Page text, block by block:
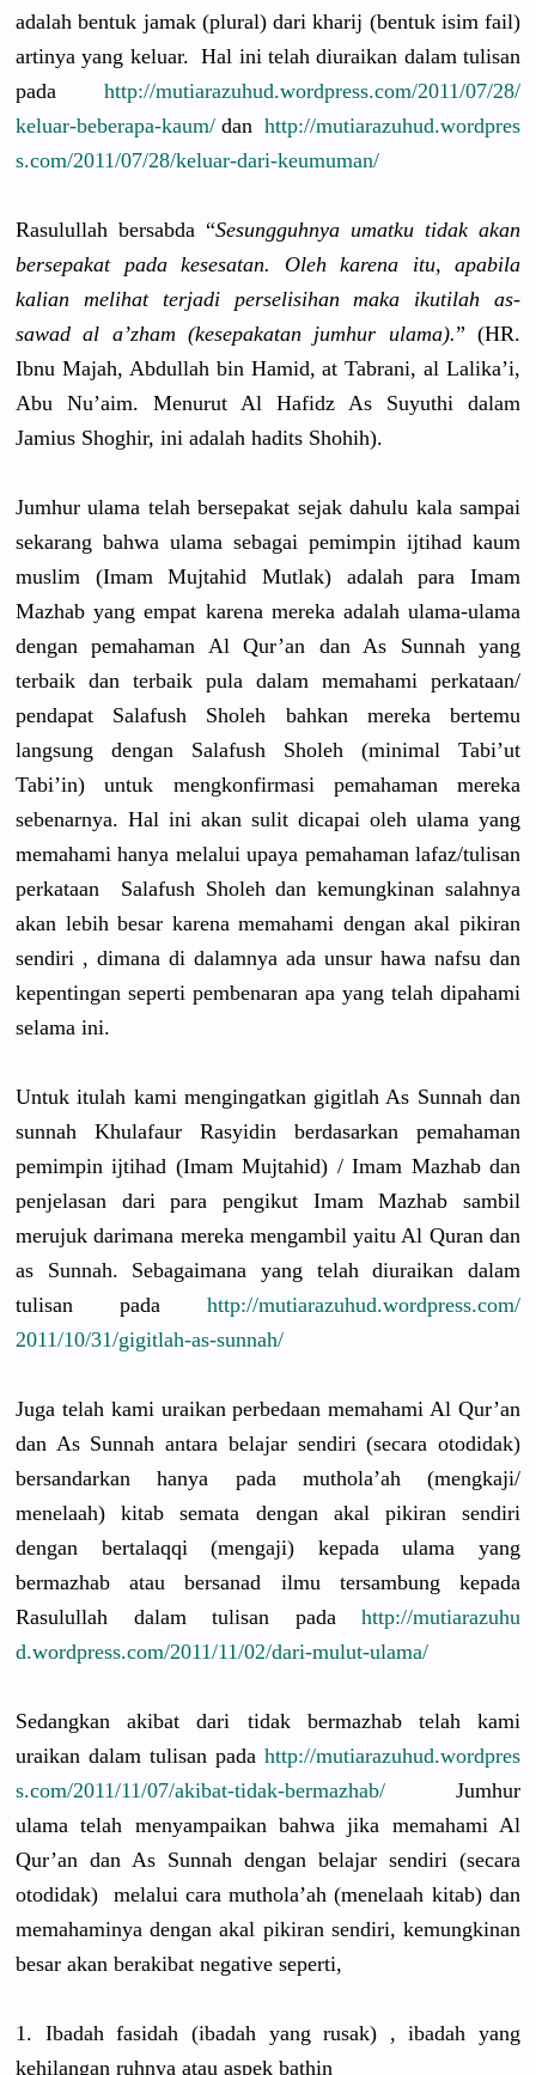
adalah bentuk jamak (plural) dari kharij (bentuk isim fail)
artinya yang keluar. Hal ini telah diuraikan dalam tulisan
pada http://mutiarazuhud.wordpress.com/2011/07/28/
keluar-beberapa-kaum/ dan http://mutiarazuhud.wordpres
s.com/2011/07/28/keluar-dari-keumuman/
Rasulullah bersabda “Sesungguhnya umatku tidak akan
bersepakatpada kesesatan. Oleh karena itu, apabila
kalian melihat terjadi perselisihan maka ikutilah as-
sawad al a’zham (kesepakatan jumhur ulama).” (HR.
Ibnu Majah, Abdullah bin Hamid, at Tabrani, al Lalika’i,
Abu Nu’aim. Menurut Al Hafidz As Suyuthi dalam
Jamius Shoghir, ini adalah hadits Shohih).
Jumhur ulama telah bersepakat sejak dahulu kala sampai
sekarang bahwa ulama sebagai pemimpin ijtihad kaum
muslim (Imam Mujtahid Mutlak) adalah para Imam
Mazhab yang empat karena mereka adalah ulama-ulama
dengan pemahaman Al Qur’an dan As Sunnah yang
terbaik dan terbaik pula dalam memahami perkataan/
pendapat Salafush Sholeh bahkan mereka bertemu
langsung dengan Salafush Sholeh (minimal Tabi’ut
Tabi’in) untuk mengkonfirmasi pemahaman mereka
sebenarnya. Hal ini akan sulit dicapai oleh ulama yang
memahami hanya melalui upaya pemahaman lafaz/tulisan
perkataan Salafush Sholeh dan kemungkinan salahnya
akan lebih besar karena memahami dengan akal pikiran
sendiri , dimana di dalamnya ada unsur hawa nafsu dan
kepentingan seperti pembenaran apa yang telah dipahami
selama ini.
Untuk itulah kami mengingatkan gigitlah As Sunnah dan
sunnah Khulafaur Rasyidin berdasarkan pemahaman
pemimpin ijtihad (Imam Mujtahid) /Imam Mazhab dan
penjelasan dari para pengikut Imam Mazhab sambil
merujuk darimana mereka mengambil yaitu Al Quran dan
as Sunnah. Sebagaimana yang telah diuraikan dalam
tulisan pada http://mutiarazuhud.wordpress.com/
2011/10/31/gigitlah-as-sunnah/
Juga telah kami uraikan perbedaan memahami Al Qur’an
dan As Sunnah antara belajar sendiri (secara otodidak)
bersandarkan hanya pada muthola’ah (mengkaji/
menelaah) kitab semata dengan akal pikiran sendiri
dengan bertalaqqi (mengaji) kepada ulama yang
bermazhab atau bersanad ilmu tersambung kepada
Rasulullah dalam tulisan pada http://mutiarazuhu
d.wordpress.com/2011/11/02/dari-mulut-ulama/
Sedangkan akibat dari tidak bermazhab telah kami
uraikan dalam tulisan pada http://mutiarazuhud.wordpres
s.com/2011/11/07/akibat-tidak-bermazhab/ Jumhur
ulama telah menyampaikan bahwa jika memahami Al
Qur’an dan As Sunnah dengan belajar sendiri (secara
otodidak)
melalui cara muthola’ah (menelaah kitab) dan
memahaminya dengan akal pikiran sendiri, kemungkinan
besar akan berakibat negative seperti,
1. Ibadah fasidah (ibadah yang rusak) , ibadah yang
kehilangan ruhnya atau aspek bathin